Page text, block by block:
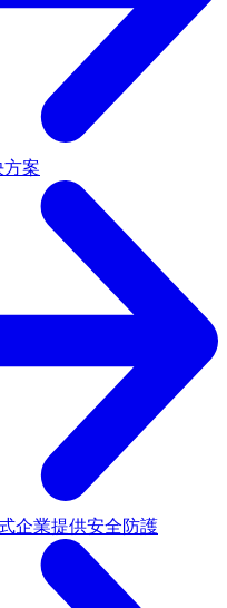
方案
企業提供安全防護